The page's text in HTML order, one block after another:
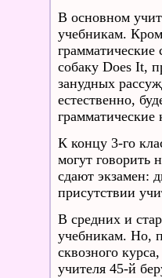
В основном
учебникам.
грамматические
собаку Does It,
занудных
естественно,
грамматические
К концу 3-го
могут говорить
сдают экзамен:
присутствии
В средних и
учебникам. Но,
сквозного
учителя 45-й